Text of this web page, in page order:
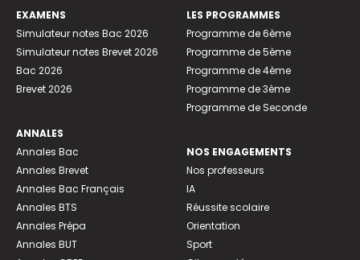
EXAMENS
Simulateur notes Bac 2026
Simulateur notes Brevet 2026
Bac 2026
Brevet 2026
ANNALES
Annales Bac
Annales Brevet
Annales Bac Français
Annales BTS
Annales Prépa
Annales BUT
LES PROGRAMMES
Programme de 6ème
Programme de 5ème
Programme de 4ème
Programme de 3ème
Programme de Seconde
NOS ENGAGEMENTS
Nos professeurs
IA
Réussite scolaire
Orientation
Sport